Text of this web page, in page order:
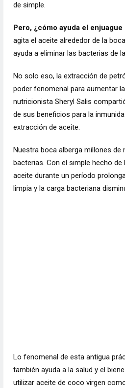
de simple.
Pero, ¿cómo ayuda el
agita el aceite alrededor de la
ayuda a eliminar las bacterias de
No solo eso, la extracción de
poder fenomenal para aumentar
nutricionista Sheryl Salis
de sus beneficios para la
extracción de aceite.
Nuestra boca alberga millones de
bacterias. Con el simple hecho
aceite durante un período
limpia y la carga bacteriana
Lo fenomenal de esta antigua
también ayuda a la salud y el
utilizar aceite de coco virgen